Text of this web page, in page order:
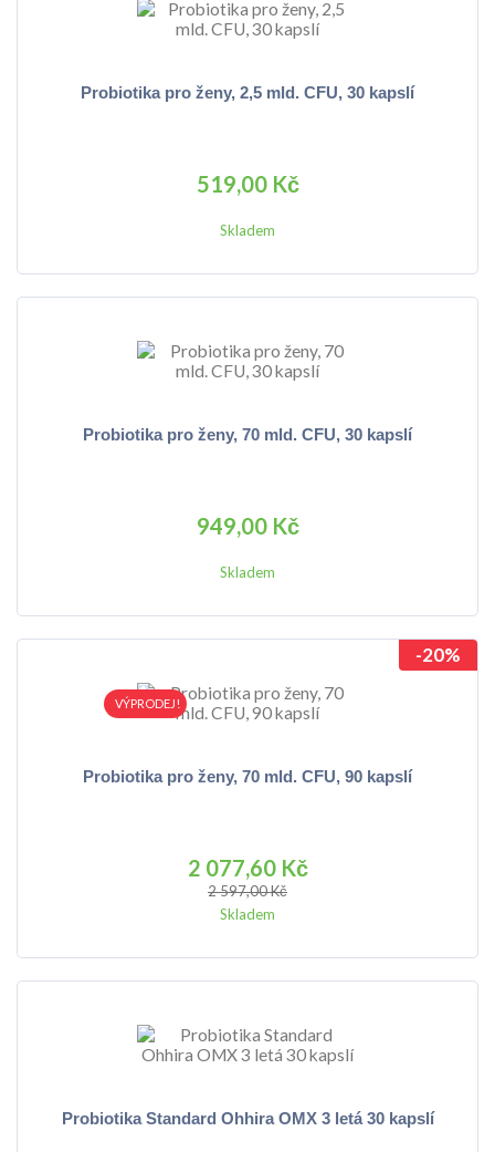
Probiotika pro ženy, 2,5 mld. CFU, 30 kapslí
519,00 Kč
Skladem
Probiotika pro ženy, 70 mld. CFU, 30 kapslí
949,00 Kč
Skladem
VÝPRODEJ!
Probiotika pro ženy, 70 mld. CFU, 90 kapslí
2 077,60 Kč
2 597,00 Kč
-20%
Skladem
Probiotika Standard Ohhira OMX 3 letá 30 kapslí